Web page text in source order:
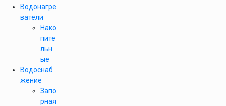
Водонагре
ватели
Нако
пите
льн
ые
Водоснаб
жение
Запо
рная